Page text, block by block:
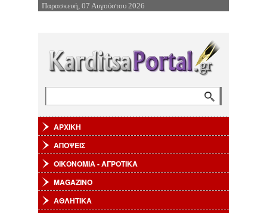
Επιστροφή στην Πλοήγηση
Παρασκευή, 07 Αυγούστου 2026
ΑΡΧΙΚΗ
ΑΠΟΨΕΙΣ
ΟΙΚΟΝΟΜΙΑ - ΑΓΡΟΤΙΚΑ
MAGAZINO
ΑΘΛΗΤΙΚΑ